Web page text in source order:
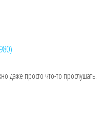
даже просто что-то прослушать.